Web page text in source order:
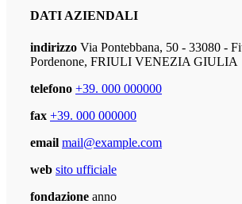
DATI AZIENDALI
indirizzo Via Pontebbana, 50 - 33080 -
Pordenone, FRIULI VENEZIA GIULIA
telefono +39. 000 000000
fax +39. 000 000000
email mail@example.com
web sito ufficiale
fondazione anno